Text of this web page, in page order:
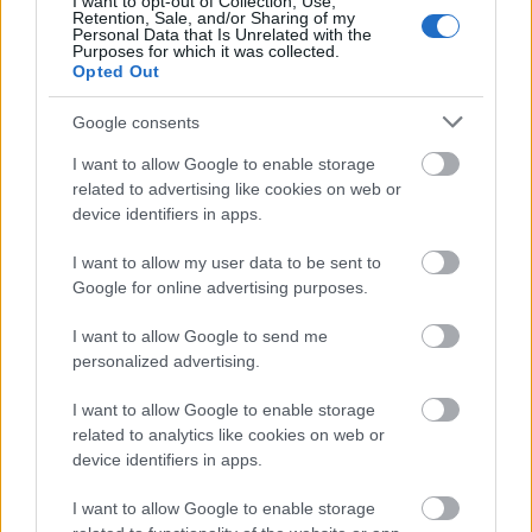
Retention, Sale, and/or Sharing of my
Personal Data that Is Unrelated with the
Purposes for which it was collected.
Opted Out
Google consents
I want to allow Google to enable storage
related to advertising like cookies on web or
device identifiers in apps.
I want to allow my user data to be sent to
Google for online advertising purposes.
I want to allow Google to send me
personalized advertising.
I want to allow Google to enable storage
related to analytics like cookies on web or
device identifiers in apps.
I want to allow Google to enable storage
El 11 ideal de la jornada 6 (21/22): Karim, Marco y Aritz
superan los 20 pts
los 172 puntos, récord en lo que
va de temporada. Karim Benzema,
Marco Asensio y Aritz Elustondo
puntos.
Darwin Machís, al límite
El Granada volvió a caer derrotado ante la Real Sociedad.
El jugador venezolano arriesgó debido a la necesidad de su
equipo de sacar algo positivo, pero ni siquiera pudo
minuto 24 debido al desgaste acumulado durante los